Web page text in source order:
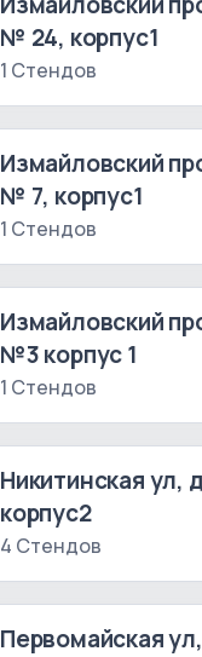
№ 24, корпус1
1 Стендов
Измайловский
№ 7, корпус1
1 Стендов
Измайловский
№3 корпус 1
1 Стендов
Никитинская ул,
корпус2
4 Стендов
Первомайская